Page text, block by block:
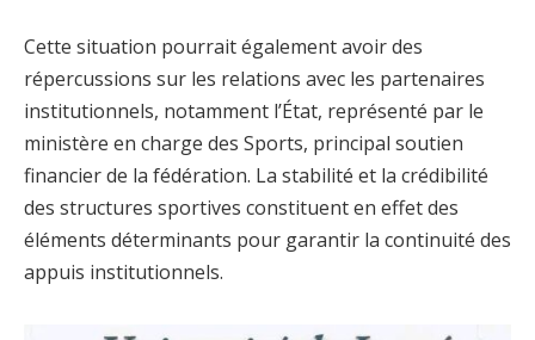
Cette situation pourrait également avoir des
répercussions sur les relations avec les partenaires
institutionnels, notamment l’État, représenté par le
ministère en charge des Sports, principal soutien
financier de la fédération. La stabilité et la crédibilité
des structures sportives constituent en effet des
éléments déterminants pour garantir la continuité des
appuis institutionnels.